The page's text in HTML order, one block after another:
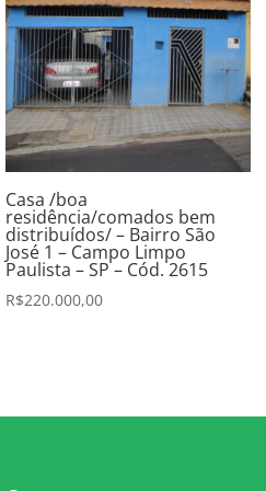
Casa /boa
residência/comados bem
distribuídos/ – Bairro São
José 1 – Campo Limpo
Paulista – SP – Cód. 2615
R$220.000,00